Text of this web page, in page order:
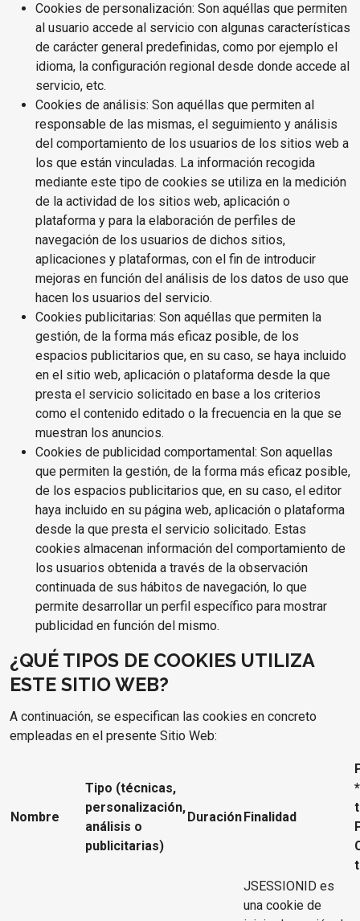
Cookies de personalización: Son aquéllas que permiten
al usuario accede al servicio con algunas características
de carácter general predefinidas, como por ejemplo el
idioma, la configuración regional desde donde accede al
servicio, etc.
Cookies de análisis: Son aquéllas que permiten al
responsable de las mismas, el seguimiento y análisis
del comportamiento de los usuarios de los sitios web a
los que están vinculadas. La información recogida
mediante este tipo de cookies se utiliza en la medición
de la actividad de los sitios web, aplicación o
plataforma y para la elaboración de perfiles de
navegación de los usuarios de dichos sitios,
aplicaciones y plataformas, con el fin de introducir
mejoras en función del análisis de los datos de uso que
hacen los usuarios del servicio.
Cookies publicitarias: Son aquéllas que permiten la
gestión, de la forma más eficaz posible, de los
espacios publicitarios que, en su caso, se haya incluido
en el sitio web, aplicación o plataforma desde la que
presta el servicio solicitado en base a los criterios
como el contenido editado o la frecuencia en la que se
muestran los anuncios.
Cookies de publicidad comportamental: Son aquellas
que permiten la gestión, de la forma más eficaz posible,
de los espacios publicitarios que, en su caso, el editor
haya incluido en su página web, aplicación o plataforma
desde la que presta el servicio solicitado. Estas
cookies almacenan información del comportamiento de
los usuarios obtenida a través de la observación
continuada de sus hábitos de navegación, lo que
permite desarrollar un perfil específico para mostrar
publicidad en función del mismo.
¿QUÉ TIPOS DE COOKIES UTILIZA
ESTE SITIO WEB?
A continuación, se especifican las cookies en concreto
empleadas en el presente Sitio Web:
Nombre
Tipo (técnicas,
personalización,
análisis o
publicitarias)
DuraciónFinalidad
JSESSIONID es
una cookie de